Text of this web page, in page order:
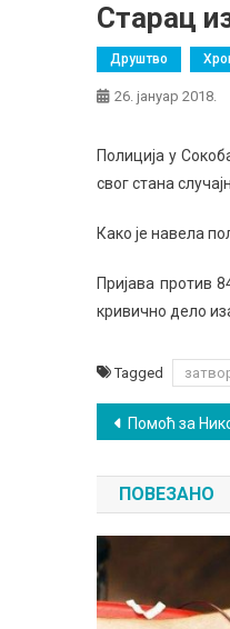
Старац
Друштво
26. јануар 2018.
Полиција у
свог стана
Како је навела
Пријава против
кривично дело
Tagged
чланка
Помоћ за
ПОВЕЗАНО